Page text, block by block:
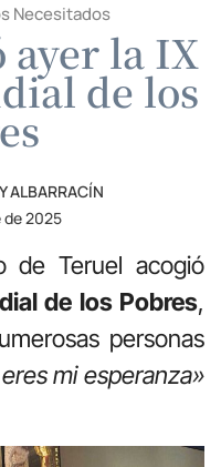
Necesitados
ayer la IX
de los
ALBARRACÍN
de 2025
de Teruel acogió
de los Pobres,
personas
mi esperanza»